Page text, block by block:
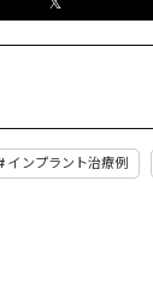
インプラント治療例